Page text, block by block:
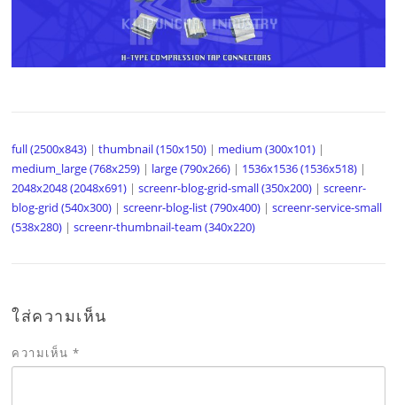
full (2500x843) |thumbnail (150x150) | medium (300x101) |
medium_large (768x259) | large (790x266) | 1536x1536 (1536x518) |
2048x2048 (2048x691) |screenr-blog-grid-small (350x200) |screenr-
blog-grid (540x300) |screenr-blog-list (790x400) |screenr-service-small
(538x280) |screenr-thumbnail-team (340x220)
ใส่ความเห็น
ความเห็น*